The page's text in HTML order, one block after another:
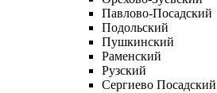
Павлово-Посадский
Подольский
Пушкинский
Раменский
Рузский
Сергиево Посадский